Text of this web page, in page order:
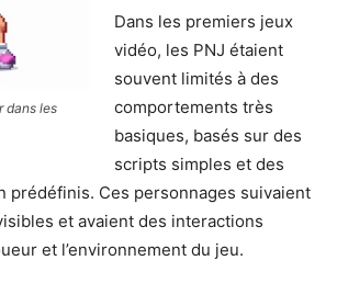
dans les
Dans les premiers jeux
vidéo, les PNJ étaient
souvent limités à des
comportements très
basiques, basés sur des
scripts simples et des
prédéfinis. Ces personnages suivaient
et avaient des interactions
et l’environnement du jeu.